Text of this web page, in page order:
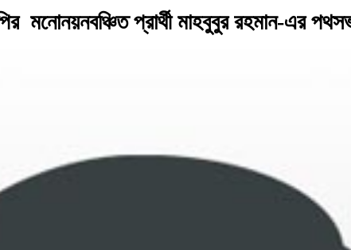
মনোনয়নবঞ্চিত প্রার্থী মাহবুবুর রহমান-এর